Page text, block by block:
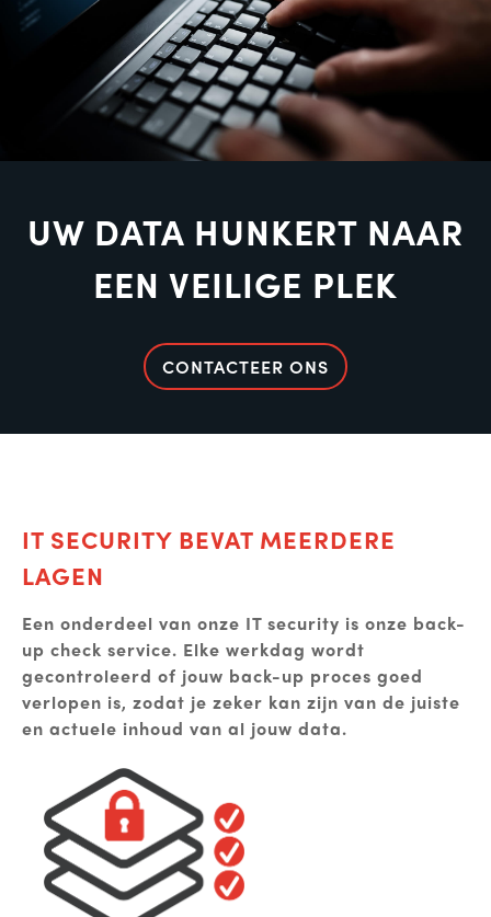
UW DATA HUNKERT NAAR
EEN VEILIGE PLEK
CONTACTEER ONS
IT SECURITY BEVAT MEERDERE
LAGEN
Een onderdeel van onze IT security is onze back-
up check service. Elke werkdag wordt
gecontroleerd of jouw back-up proces goed
verlopen is, zodat je zeker kan zijn van de juiste
en actuele inhoud van al jouw data.